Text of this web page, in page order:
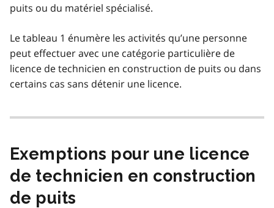
puits ou du matériel spécialisé.
Le tableau 1 énumère les activités qu’une personne
peut effectuer avec une catégorie particulière de
licence de technicien en construction de puits ou dans
certains cas sans détenir une licence.
Exemptions pour une licence
de technicien en construction
de puits